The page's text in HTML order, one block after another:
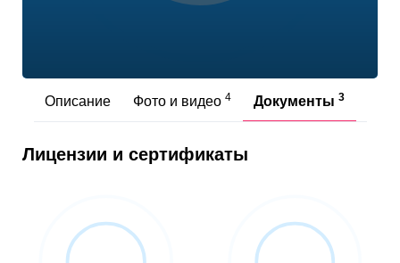
Описание Фото и видео 4 Документы 3
Лицензии и сертификаты